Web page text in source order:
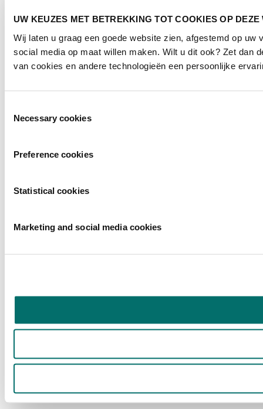
UW KEUZES MET BETREKKING TOT COOKIES OP DEZE
Wij laten u graag een goede website zien, afgestemd op
social media op maat willen maken. Wilt u dit ook? Zet dan
van cookies en andere technologieën een persoonlijke
Necessary cookies
Preference cookies
Statistical cookies
Marketing and social media cookies